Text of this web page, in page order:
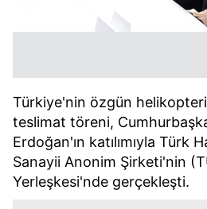
Türkiye'nin özgün
teslimat töreni,
Erdoğan'ın katılımıyla Türk
Sanayii Anonim Şirketi'nin
Yerleşkesi'nde gerçekleşti.